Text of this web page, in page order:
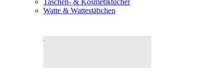
Taschen- & Kosmetiktücher
Watte & Wattestäbchen